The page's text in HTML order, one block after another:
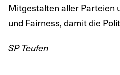
Mitgestalten aller Parteien
und Fairness, damit die
SP Teufen